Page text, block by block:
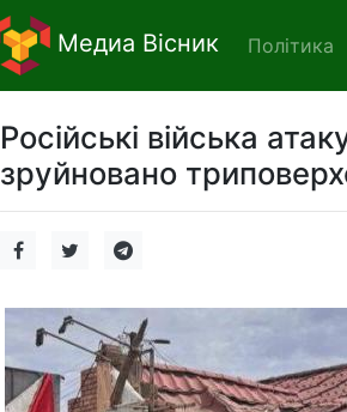
Медиа Вісник Політика
Російські війська
зруйновано